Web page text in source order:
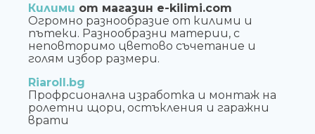
Килими от магазин e-kilimi.com
Огромно разнообразие от килими и
пътеки. Разнообразни материи, с
неповторимо цветово съчетание и
голям избор размери.
Riaroll.bg
Профрсионална изработка и монтаж на
ролетни щори, остъкления и гаражни
врати